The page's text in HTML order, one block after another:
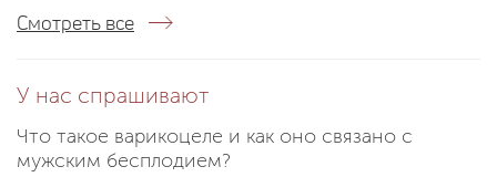
Смотреть все
У нас спрашивают
Что такое варикоцеле и как оно связано с
мужским бесплодием?